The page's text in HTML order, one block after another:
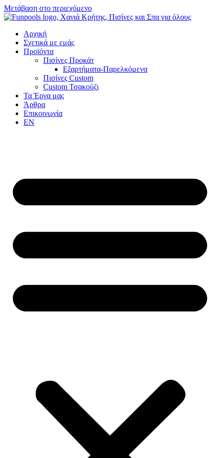
Μετάβαση στο περιεχόμενο
Αρχική
Σχετικά με εμάς
Προϊόντα
Πισίνες Προκάτ
Εξαρτήματα-Παρελκόμενα
Πισίνες Custom
Custom Τσακούζι
Τα Έργα μας
Άρθρα
Επικοινωνία
EN